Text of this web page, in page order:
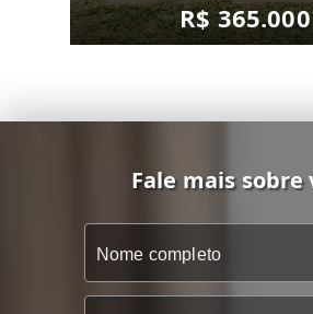
R$ 365.000
Fale mais sobre